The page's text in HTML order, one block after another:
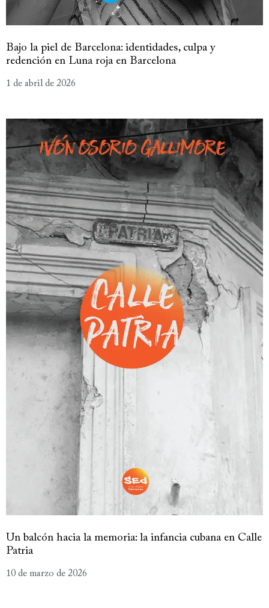
Bajo la piel de Barcelona: identidades, culpa y
redención en Luna roja en Barcelona
1 de abril de 2026
Un balcón hacia la memoria: la infancia cubana en Calle
Patria
10 de marzo de 2026